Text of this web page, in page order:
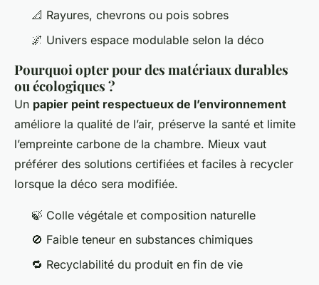
📐 Rayures, chevrons ou pois sobres
🌌 Univers espace modulable selon la déco
Pourquoi opter pour des matériaux durables
ou écologiques ?
Un papier peint respectueux de l’environnement
améliore la qualité de l’air, préserve la santé et limite
l’empreinte carbone de la chambre. Mieux vaut
préférer des solutions certifiées et faciles à recycler
lorsque la déco sera modifiée.
🍃 Colle végétale et composition naturelle
🚫 Faible teneur en substances chimiques
🔁 Recyclabilité du produit en fin de vie